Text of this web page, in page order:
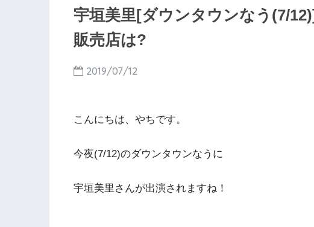
宇垣美里[ダウンタウンなう(7/
販売店は?
2019/07/12
こんにちは、やちです。
今夜(7/12)のダウンタウンなうに
宇垣美里さんが出演されますね！